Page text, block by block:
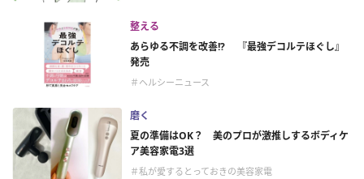
整える
あらゆる不調を改善!? 『最強デコルテほぐし』
発売
＃ヘルシーニュース
磨く
夏の準備はOK？ 美のプロが激推しするボディケ
ア美容家電3選
＃私が愛するとっておきの美容家電